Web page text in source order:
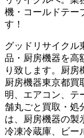
機・コールドテー
す！
グッドリサイクル
品・厨房機器を高
り致します。厨房
厨房機器東京都買
明、エアコン、テ
舗丸ごと買取・処
は、厨房機器の製
冷凍冷蔵庫、ビー